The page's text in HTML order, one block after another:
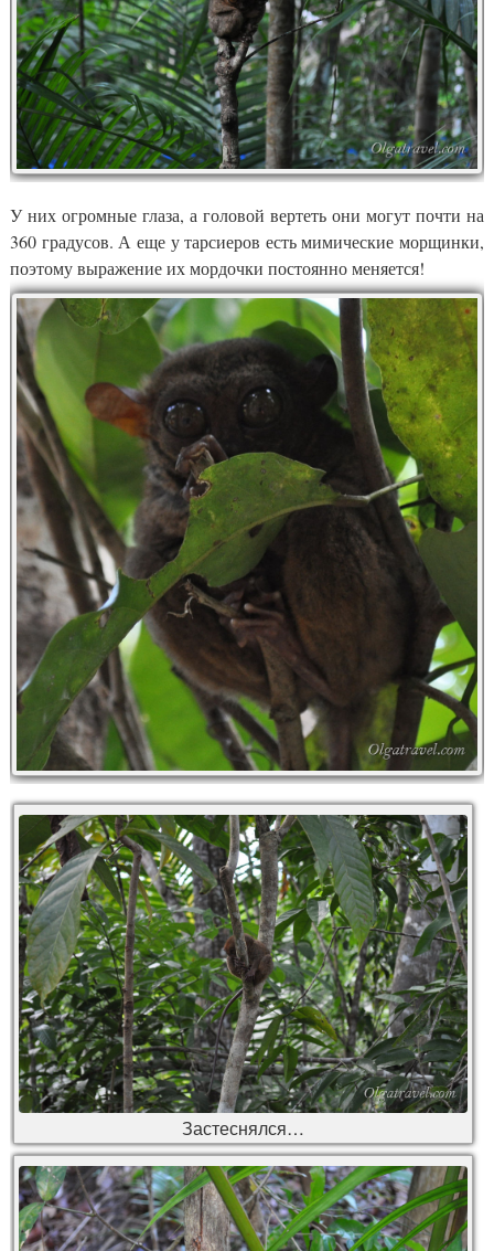
У них огромные глаза, а головой вертеть они могут почти на
360 градусов. А еще у тарсиеров есть мимические морщинки,
поэтому выражение их мордочки постоянно меняется!
Застеснялся…